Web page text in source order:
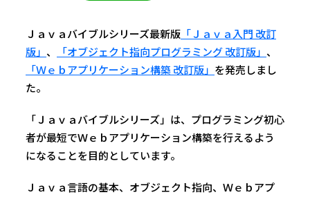
Ｊａｖａバイブルシリーズ最新版 「Ｊａｖａ入門 改訂
版」 、 「オブジェクト指向プログラミング 改訂版」 、
「Ｗｅｂアプリケーション構築 改訂版」 を発売しまし
た。
「Ｊａｖａバイブルシリーズ」は、プログラミング初心
者が最短でＷｅｂアプリケーション構築を行えるよう
になることを目的としています。
Ｊａｖａ言語の基本、オブジェクト指向、Ｗｅｂアプ